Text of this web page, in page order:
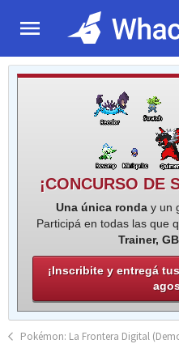
¡CONCURSO DE
Una única ronday un
Participá en todas las que
Trainer,
¡Inscribite y entregá
Pokémon: La Frontera Digital